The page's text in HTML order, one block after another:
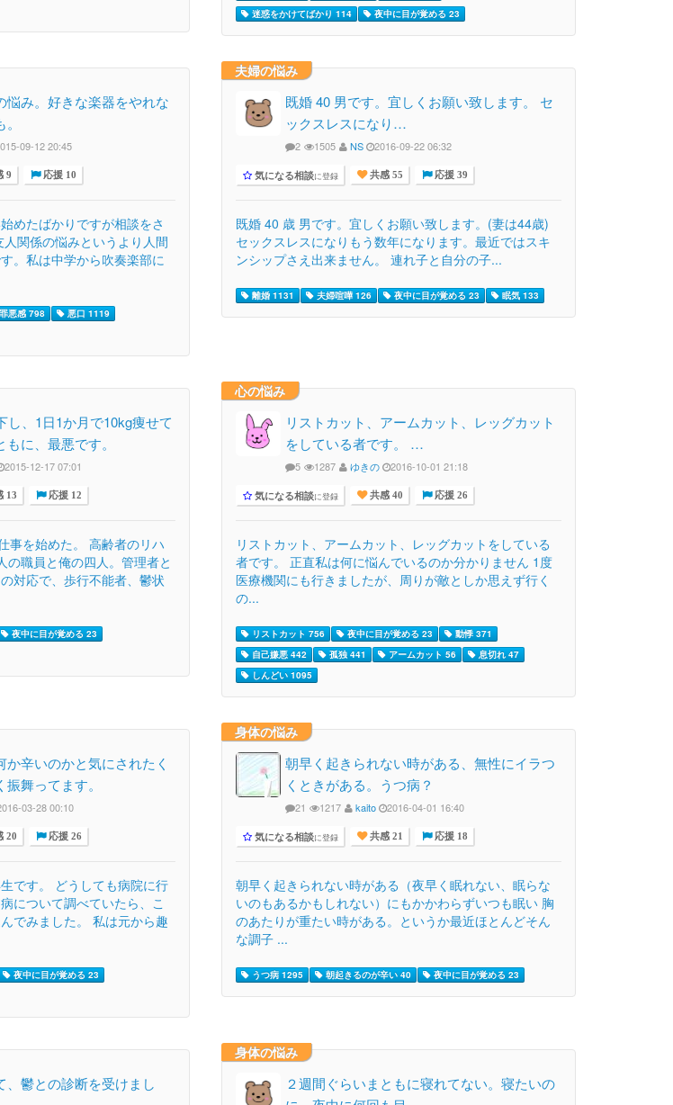
迷惑をかけてばかり 114
夜中に目が覚める 23
悩み。好きな楽器をやれな
09-12 20:45
9 応援 10
めたばかりですが相談をさ
関係の悩みというより人間
。私は中学から吹奏楽部に
罪悪感 798
悪口 1119
夫婦の悩み
既婚 40 男です。宜しくお願い致します。 セ
ックスレスになり…
2 1505 NS 2016-09-22 06:32
気になる相談に登録 共感 55 応援 39
既婚 40 歳 男です。宜しくお願い致します。(妻は44歳)
セックスレスになりもう数年になります。最近ではスキ
ンシップさえ出来ません。 連れ子と自分の子...
離婚 1131 夫婦喧嘩 126 夜中に目が覚める 23 眠気 133
し、1日1か月で10kg痩せて
に、最悪です。
2015-12-17 07:01
13 応援 12
事を始めた。 高齢者のリハ
の職員と俺の四人。管理者と
対応で、歩行不能者、鬱状
夜中に目が覚める 23
心の悩み
リストカット、アームカット、レッグカット
をしている者です。 …
5 1287 ゆきの 2016-10-01 21:18
気になる相談に登録 共感 40 応援 26
リストカット、アームカット、レッグカットをしている
者です。 正直私は何に悩んでいるのか分かりません 1度
医療機関にも行きましたが、周りが敵としか思えず行く
の...
リストカット 756 夜中に目が覚める 23
動悸 371
自己嫌悪 442
孤独 441 アームカット 56
息切れ 47
しんどい 1095
か辛いのかと気にされたく
舞ってます。
03-28 00:10
20 応援 26
です。 どうしても病院に行
について調べていたら、こ
でみました。 私は元から趣
夜中に目が覚める 23
身体の悩み
朝早く起きられない時がある、無性にイラつ
くときがある。うつ病？
21 1217 kaito 2016-04-01 16:40
気になる相談に登録 共感 21 応援 18
朝早く起きられない時がある（夜早く眠れない、眠らな
いのもあるかもしれない）にもかかわらずいつも眠い 胸
のあたりが重たい時がある。というか最近ほとんどそん
な調子 ...
うつ病 1295 朝起きるのが辛い 40 夜中に目が覚める 23
、鬱との診断を受けまし
身体の悩み
２週間ぐらいまともに寝れてない。寝たいの